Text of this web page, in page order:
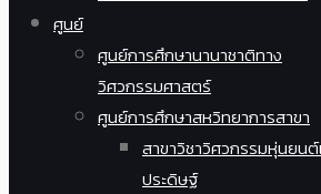
ศูนย์
ศูนย์การศึกษานานาชาติทาง
วิศวกรรมศาสตร์
ศูนย์การศึกษาสหวิทยาการสาขา
สาขาวิชาวิศวกรรมหุ่นยน
ประดิษฐ์